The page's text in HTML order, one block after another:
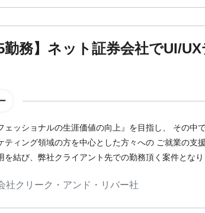
5勤務】ネット証券会社でUI/
ェッショナルの生涯価値の向上』を目指し、 その中
ティング領域の方を中心とした方々への ご就業の支
を結び、弊社クライアント先での勤務頂く案件となり
社クリーク・アンド・リバー社